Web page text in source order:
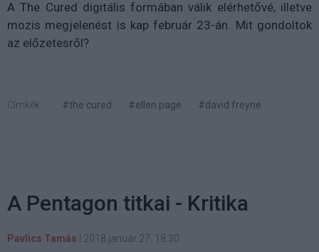
A The Cured digitális formában válik elérhetővé, illetve
mozis megjelenést is kap február 23-án. Mit gondoltok
az előzetesről?
Címkék: #the cured #ellen page #david freyne
A Pentagon titkai - Kritika
Pavlics Tamás 2018 január 27. 18:30